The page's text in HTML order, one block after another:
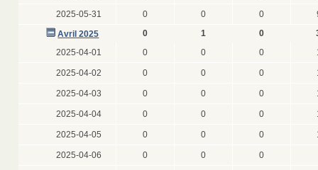
2025-05-31 0 0 0
Avril 2025
0 1 0
2025-04-01
0 0 0
2025-04-02 0 0 0
2025-04-03 0 0 0
2025-04-04 0 0 0
2025-04-05 0 0 0
2025-04-06 0 0 0